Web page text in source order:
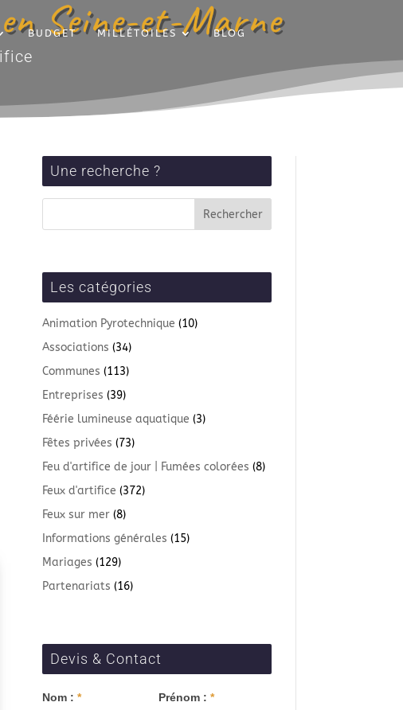
BUDGET MILLÉTOILES BLOG
Seine-et-Marne
Une recherche ?
Les catégories
Animation Pyrotechnique (10)
Associations (34)
Communes (113)
Entreprises (39)
Féérie lumineuse aquatique (3)
Fêtes privées (73)
Feu d'artifice de jour | Fumées colorées (8)
Feux d'artifice (372)
Feux sur mer(8)
Informations générales (15)
Mariages (129)
Partenariats (16)
Devis & Contact
Blog
Nom : * Prénom :*